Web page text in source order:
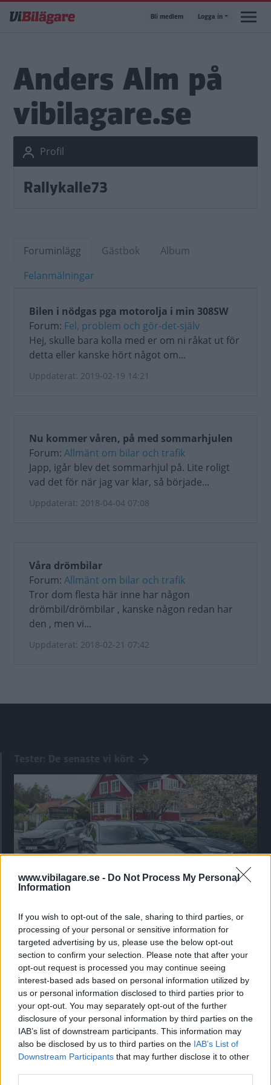
www.vibilagare.se - Do Not Process My Personal
Information
If you wish to opt-out of the sale, sharing to third parties, or
processing of your personal or sensitive information for
targeted advertising by us, please use the below opt-out
section to confirm your selection. Please note that after your
opt-out request is processed you may continue seeing
interest-based ads based on personal information utilized by
us or personal information disclosed to third parties prior to
your opt-out. You may separately opt-out of the further
disclosure of your personal information by third parties on the
IAB’s list of downstream participants. This information may
also be disclosed by us to third parties on the IAB’s List of
Downstream Participants that may further disclose it to other
till
Bli medlem Logga in
Anders Alm på
vibilagare.se
Profil
Rallykalle73
Foruminlägg Gästbok
Album
Felanmälningar
Bilen i nödgas pga motorolja i min 308SW
Forum: Fel, problem och gör-det-själv
Hej, skulle bara kolla med er om ni råkat ut för
detta eller kanske hört något om...
Uppdaterat: 2019-02-19 14:21
Nu kommer våren, på med sommarhjulen
Forum: Allmänt om bilar och trafik
Japp, igår blev det sommarhjul på. Lite roligt
vad det för när jag var klar, så började...
Uppdaterat: 2018-04-04 07:08
Våra drömbilar
Forum: Allmänt om bilar och trafik
Tror dom flesta här inne har någon
drömbil/drömbilar , kanske någon redan har
den , men vi...
Uppdaterat: 2018-02-21 07:42
Kia utmanar i kombiklassen – blir omkörd
av ”gamlingen”
Nykomlingen fälls av en besvärande nackdel.